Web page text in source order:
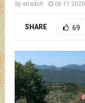
by stradch 06.11.2020
SHARE 69